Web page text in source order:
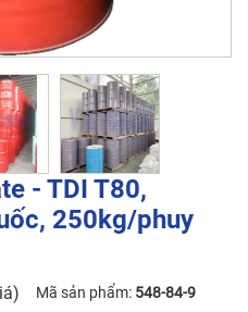
- TDI T80,
250kg/phuy
Mã sản phẩm: 548-84-9
- TDI T80,
Hàn Quốc,
548-84-9